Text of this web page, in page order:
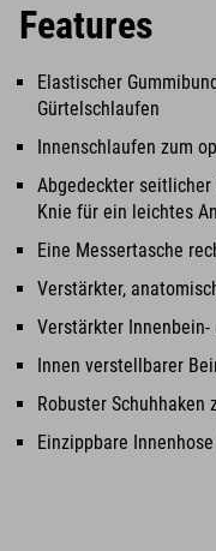
Features
Elastischer
Gürtelschlaufen
Innenschlaufen zum
Abgedeckter seitlicher
Knie für ein leichtes
Eine Messertasche
Verstärkter,
Verstärkter Innenbein-
Innen verstellbarer
Robuster Schuhhaken
Einzippbare